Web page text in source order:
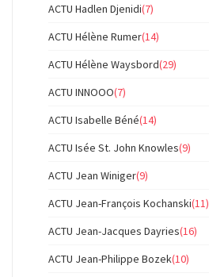
ACTU Hadlen Djenidi(7)
ACTU Hélène Rumer(14)
ACTU Hélène Waysbord(29)
ACTU INNOOO(7)
ACTU Isabelle Béné(14)
ACTU Isée St. John Knowles(9)
ACTU Jean Winiger(9)
ACTU Jean-François Kochanski(11)
ACTU Jean-Jacques Dayries(16)
ACTU Jean-Philippe Bozek(10)